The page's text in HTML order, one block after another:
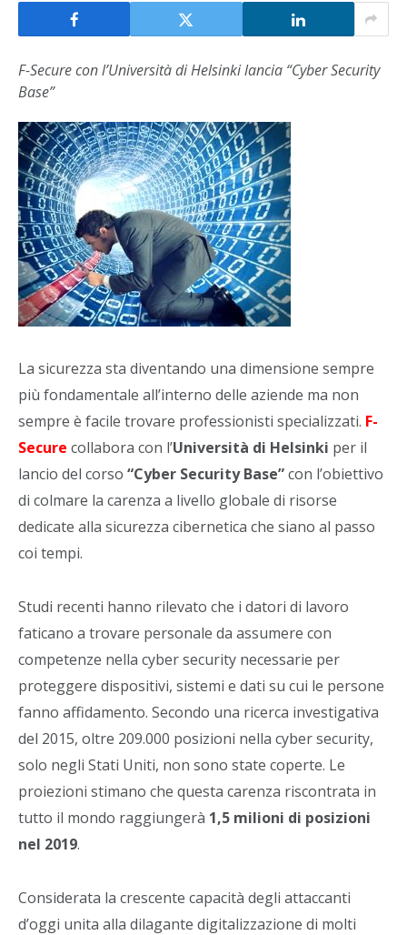
F-Secure con l’Università di Helsinki lancia “Cyber Security
Base”
La sicurezza sta diventando una dimensione sempre
più fondamentale all’interno delle aziende ma non
sempre è facile trovare professionisti specializzati. F-
Secure collabora con l’Università di Helsinki per il
lancio del corso “Cyber Security Base”con l’obiettivo
di colmare la carenza a livello globale di risorse
dedicate alla sicurezza cibernetica che siano al passo
coi tempi.
Studi recenti hanno rilevato che i datori di lavoro
faticano a trovare personale da assumere con
competenze nella cyber security necessarie per
proteggere dispositivi, sistemi e dati su cui le persone
fanno affidamento. Secondo una ricerca investigativa
del 2015, oltre 209.000 posizioni nella cyber security,
solo negli Stati Uniti, non sono state coperte. Le
proiezioni stimano che questa carenza riscontrata in
tutto il mondo raggiungerà 1,5 milioni di posizioni
nel 2019.
Considerata la crescente capacità degli attaccanti
d’oggi unita alla dilagante digitalizzazione di molti